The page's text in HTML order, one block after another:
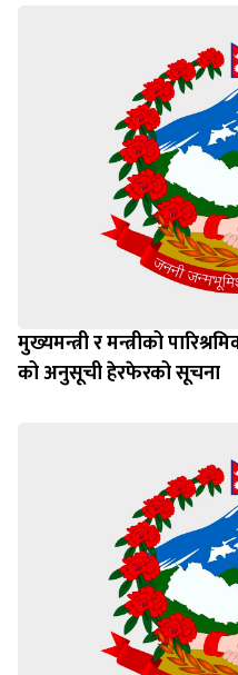
मुख्यमन्त्री र मन्त्रीको
को अनुसूची हेरफेरको सूचना